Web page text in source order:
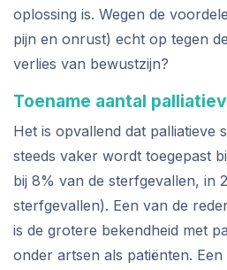
oplossing is. Wegen de
pijn en onrust) echt op tegen
verlies van bewustzijn?
Toename aantal
Het is opvallend dat palliatieve
steeds vaker wordt toegepast
bij 8% van de sterfgevallen, in
sterfgevallen). Een van de
is de grotere bekendheid met
onder artsen als patiënten.